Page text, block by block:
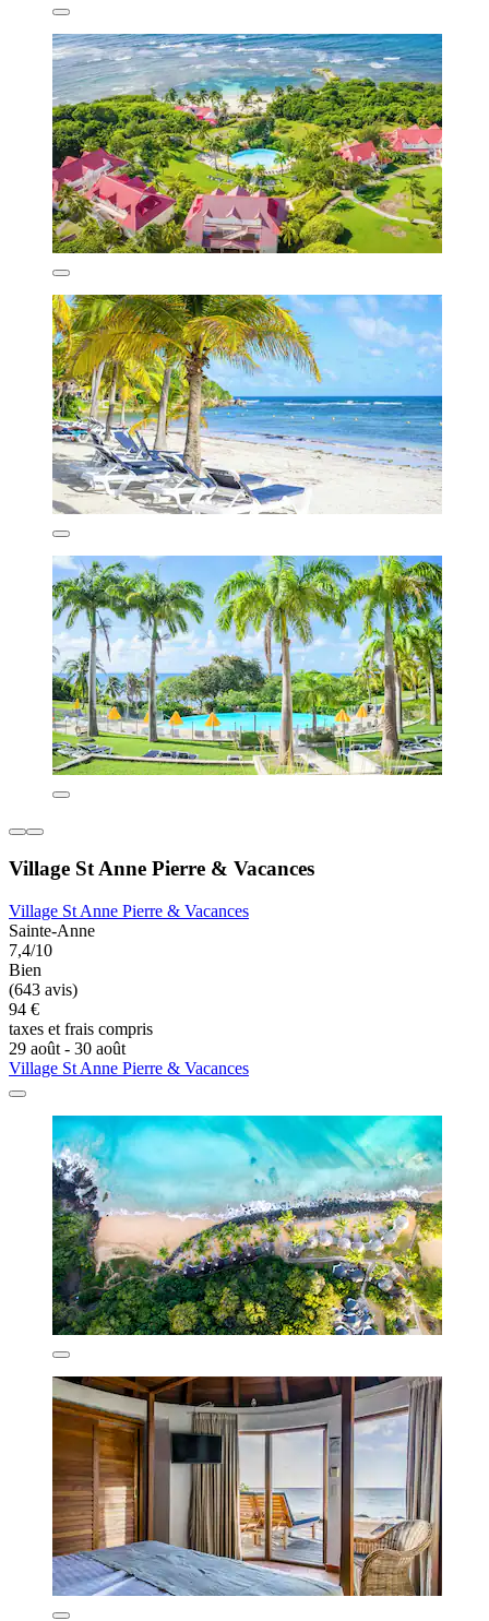
Village St Anne Pierre & Vacances
Village St Anne Pierre & Vacances
Sainte-Anne
7,4/10
Bien
(643 avis)
94 €
taxes et frais compris
29 août - 30 août
Village St Anne Pierre & Vacances